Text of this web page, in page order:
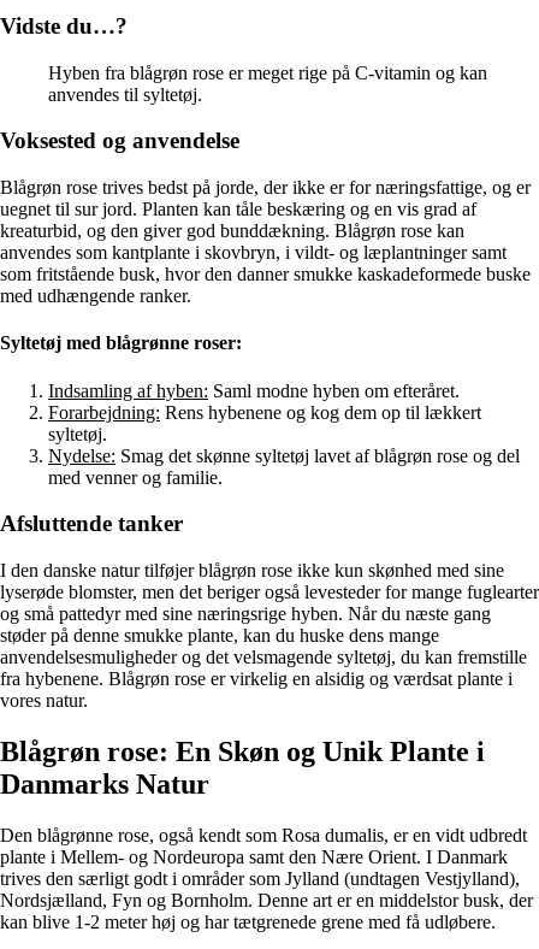
Vidste du…?
Hyben fra blågrøn rose er meget rige på C-vitamin og kan
anvendes til syltetøj.
Voksested og anvendelse
Blågrøn rose trives bedst på jorde, der ikke er for næringsfattige, og er
uegnet til sur jord. Planten kan tåle beskæring og en vis grad af
kreaturbid, og den giver god bunddækning. Blågrøn rose kan
anvendes som kantplante i skovbryn, i vildt- og læplantninger samt
som fritstående busk, hvor den danner smukke kaskadeformede buske
med udhængende ranker.
Syltetøj med blågrønne roser:
Indsamling af hyben: Saml modne hyben om efteråret.
Forarbejdning: Rens hybenene og kog dem op til lækkert
syltetøj.
Nydelse: Smag det skønne syltetøj lavet af blågrøn rose og del
med venner og familie.
Afsluttende tanker
I den danske natur tilføjer blågrøn rose ikke kun skønhed med sine
lyserøde blomster, men det beriger også levesteder for mange fuglearter
og små pattedyr med sine næringsrige hyben. Når du næste gang
støder på denne smukke plante, kan du huske dens mange
anvendelsesmuligheder og det velsmagende syltetøj, du kan fremstille
fra hybenene. Blågrøn rose er virkelig en alsidig og værdsat plante i
vores natur.
Blågrøn rose: En Skøn og Unik Plante i
Danmarks Natur
Den blågrønne rose, også kendt som Rosa dumalis, er en vidt udbredt
plante i Mellem- og Nordeuropa samt den Nære Orient. I Danmark
trives den særligt godt i områder som Jylland (undtagen Vestjylland),
Nordsjælland, Fyn og Bornholm. Denne art er en middelstor busk, der
kan blive 1-2 meter høj og har tætgrenede grene med få udløbere.